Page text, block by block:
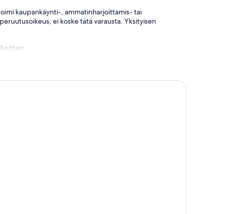
kaupankäynti-, ammatinharjoittamis- tai
ei koske tätä varausta. Yksityisen